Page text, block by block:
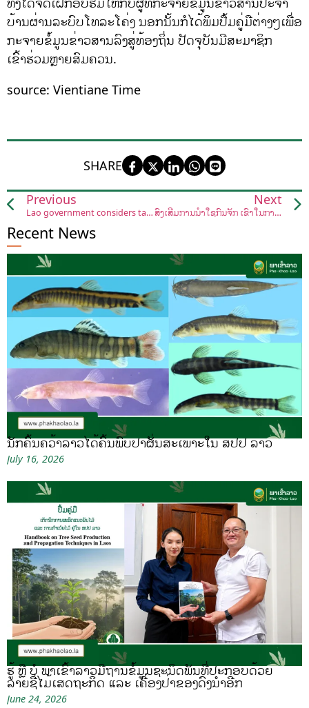
ບ້ານຜ່ານລະບົບໂທລະໂຄ່ງ ນອກນັ້ນກໍໄດ້ພິມປຶ້ມຄູ່ມືຕ່າງໆເພື່ອ
ກະຈາຍຂໍ້ມູນຂ່າວສານລົງສູ່ທ້ອງຖິ່ນ ປັດຈຸບັນມີສະມາຊິກ
ເຂົ້າຮ່ວມຫຼາຍສົມຄວນ.
source: Vientiane Time
SHARE
Previous
Lao government considers tax to protect environment
Next
ສົ່ງເສີມການນຳໃຊ້ກົນຈັກ ເຂົ້າໃນການຜະລິດກະສິກຳ
Recent News
ນັກຄົ້ນຄວ້າລາວໄດ້ຄົ້ນພົບປາຜັ່ນສະເພາະໃນ ສປປ ລາວ
July 16, 2026
ຮູ້ ຫຼື ບໍ ພາເຂົ້າລາວມີຖານຂໍ້ມູນຊະນິດພັນທີ່ປະກອບດ້ວຍ
ລາຍຊື່ໄມ້ເສດຖະກິດ ແລະ ເຄື່ອງປ່າຂອງດົງນຳອີກ
June 24, 2026